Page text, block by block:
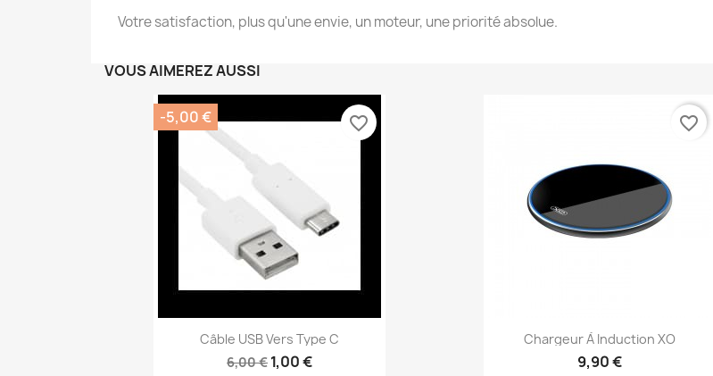
Votre satisfaction, plus qu'une envie, un moteur, une priorité absolue.
VOUS AIMEREZ AUSSI
Câble USB Vers Type C
6,00 € 1,00 €
-5,00 € favorite_border
Chargeur À Induction XO
9,90 €
favorite_border